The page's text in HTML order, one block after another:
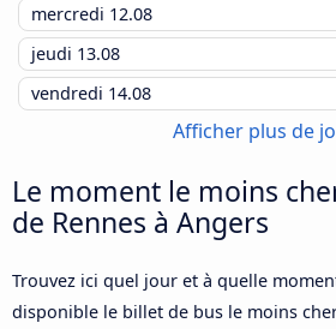
mercredi 12.08
jeudi 13.08
vendredi 14.08
Afficher plus de
Le moment le moins
de Rennes à Angers
Trouvez ici quel jour et à quelle
disponible le billet de bus le moins